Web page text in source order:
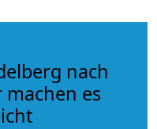
nach
es